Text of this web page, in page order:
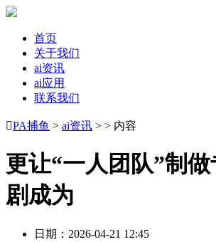
首页
关于我们
ai资讯
ai应用
联系我们
PA捕鱼 > ai资讯 > > 内容
更让“一人团队”制
剧成为
日期：2026-04-21 12:45